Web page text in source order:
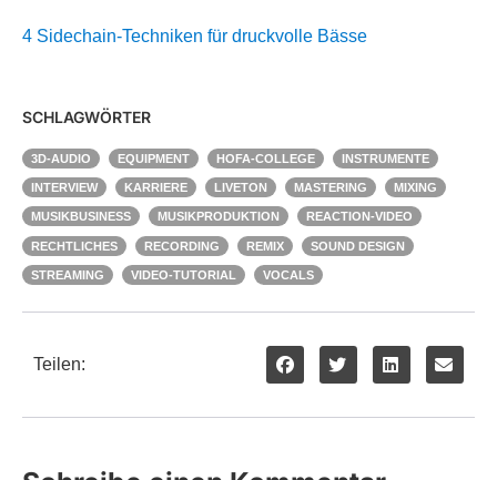
4 Sidechain-Techniken für druckvolle Bässe
SCHLAGWÖRTER
3D-AUDIO EQUIPMENT HOFA-COLLEGE INSTRUMENTE
INTERVIEW KARRIERE LIVETON MASTERING MIXING
MUSIKBUSINESS MUSIKPRODUKTION REACTION-VIDEO
RECHTLICHES RECORDING REMIX SOUND DESIGN
STREAMING VIDEO-TUTORIAL VOCALS
Teilen: